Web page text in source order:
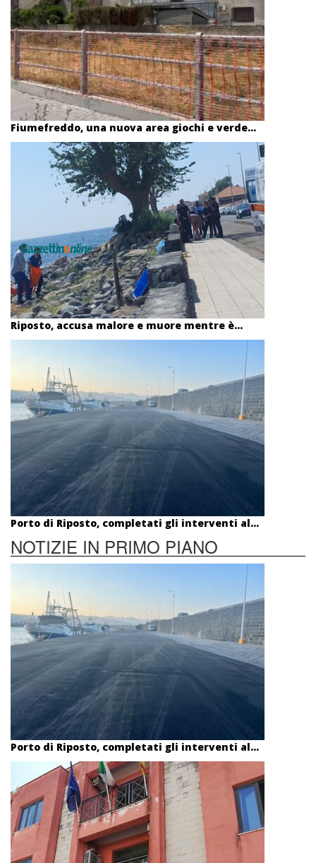
Fiumefreddo, una nuova area giochi e verde...
Riposto, accusa malore e muore mentre è...
Porto di Riposto, completati gli interventi al...
NOTIZIE IN PRIMO PIANO
Porto di Riposto, completati gli interventi al...